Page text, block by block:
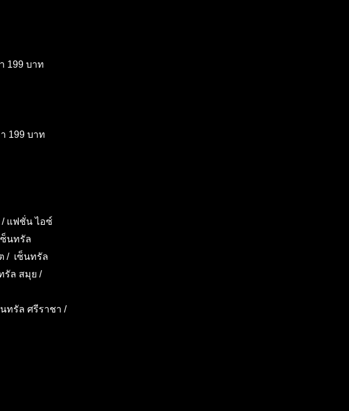
199 บาท
199 บาท
/ แฟชั่น ไอซ์
ซ็นทรัล
/ เซ็นทรัล
รัล สมุย /
ทรัล ศรีราชา /